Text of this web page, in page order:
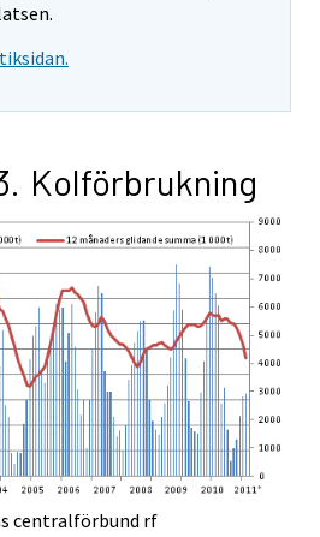
Kolförbrukning
centralförbund rf